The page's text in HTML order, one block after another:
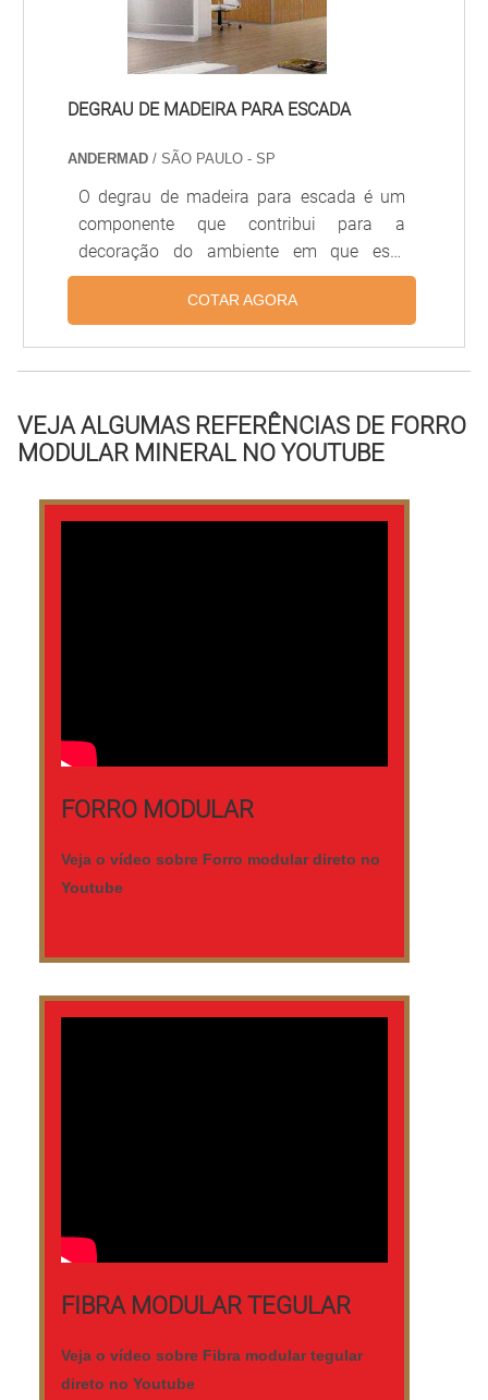
realizada por.
DEGRAU DE MADEIRA PARA ESCADA
ANDERMAD / SÃO PAULO - SP
O degrau de madeira para escada é um
componente que contribui para a
decoração do ambiente em que está
inserido, proporcionando uma sensação
de aconchego e bem estar. Por isso, é
segurança.Características do degrau de
madeira para escada Podendo ser
40 x 3,2 cm, o degrau de madeira para
escada é adquirido de acordo com a
COTAR AGORA
VEJA ALGUMAS REFERÊNCIAS DE FORRO
MODULAR MINERAL NO YOUTUBE
FORRO MODULAR
Veja o vídeo sobre Forro modular direto no
Youtube
FIBRA MODULAR TEGULAR
Veja o vídeo sobre Fibra modular tegular
direto no Youtube